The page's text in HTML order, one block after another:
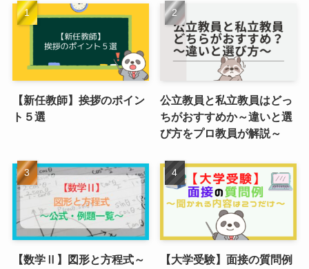
【新任教師】挨拶のポイン
ト５選
公立教員と私立教員はどっ
ちがおすすめか～違いと選
び方をプロ教員が解説～
【数学Ⅱ】図形と方程式～
【大学受験】面接の質問例